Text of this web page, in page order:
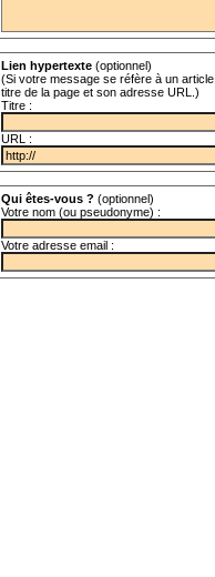
Lien hypertexte (optionnel)
(Si votre message se réfère à un
titre de la page et son adresse URL.)
Titre :
URL :
Qui êtes-vous ? (optionnel)
Votre nom (ou pseudonyme) :
Votre adresse email :